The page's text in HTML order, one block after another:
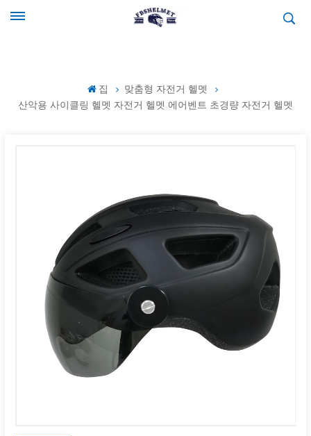
집
맞춤형 자전거 헬멧
산악용 사이클링 헬멧 자전거 헬멧 에어벤트 초경량 자전거 헬멧